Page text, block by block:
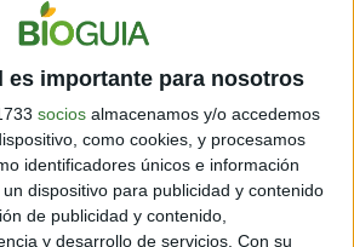
es importante para nosotros
socios almacenamos y/o accedemos
como cookies, y procesamos
identificadores únicos e información
dispositivo para publicidad y contenido
de publicidad y contenido,
y desarrollo de servicios. Con su